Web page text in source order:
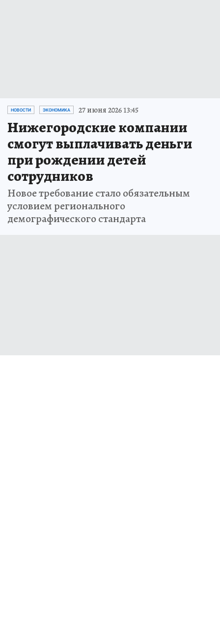
НОВОСТИ ЭКОНОМИКА 27 июня 2026 13:45
Нижегородские компании
смогут выплачивать деньги
при рождении детей
сотрудников
Новое требование стало обязательным
условием регионального
демографического стандарта